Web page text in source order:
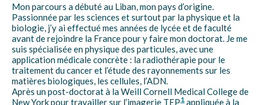
Mon parcours a débuté au Liban, mon pays d’origine.
Passionnée par les sciences et surtout par la physique et la
biologie, j’y ai effectué mes années de lycée et de faculté
avant de rejoindre la France pour y faire mon doctorat. Je me
suis spécialisée en physique des particules, avec une
application médicale concrète : la radiothérapie pour le
traitement du cancer et l’étude des rayonnements sur les
matières biologiques, les cellules, l’ADN.
Après un post-doctorat à la Weill Cornell Medical College de
New York pour travailler sur l’imagerie TEP1 appliquée à la